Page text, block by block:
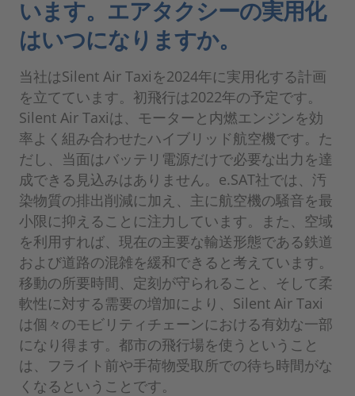
います。エアタクシーの実用化
はいつになりますか。
当社はSilent Air Taxiを2024年に実用化する計画
を立てています。初飛行は2022年の予定です。
Silent Air Taxiは、モーターと内燃エンジンを効
率よく組み合わせたハイブリッド航空機です。た
だし、当面はバッテリ電源だけで必要な出力を達
成できる見込みはありません。e.SAT社では、汚
染物質の排出削減に加え、主に航空機の騒音を最
小限に抑えることに注力しています。また、空域
を利用すれば、現在の主要な輸送形態である鉄道
および道路の混雑を緩和できると考えています。
移動の所要時間、定刻が守られること、そして柔
軟性に対する需要の増加により、Silent Air Taxi
は個々のモビリティチェーンにおける有効な一部
になり得ます。都市の飛行場を使うということ
は、フライト前や手荷物受取所での待ち時間がな
くなるということです。